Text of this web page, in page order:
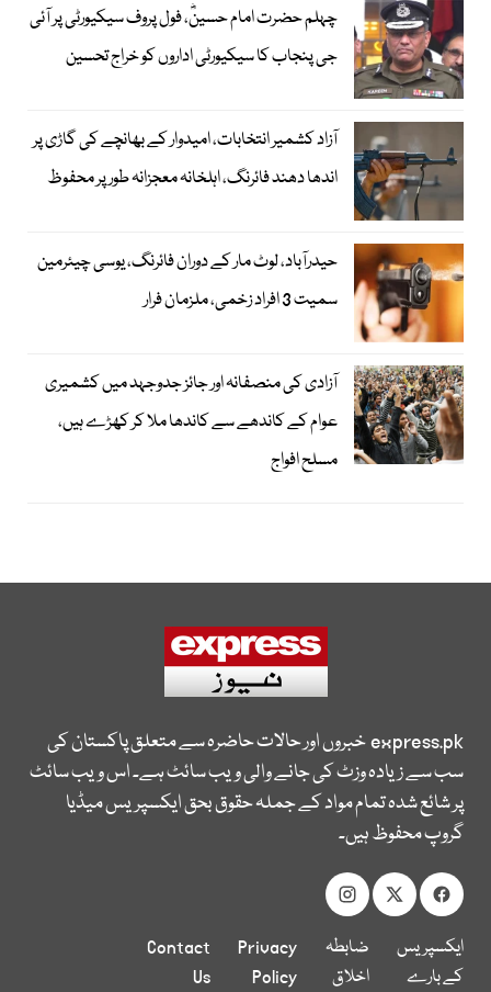
چہلم حضرت امام حسینؓ، فول پروف سیکیورٹی پر آئی
جی پنجاب کا سیکیورٹی اداروں کو خراج تحسین
آزاد کشمیر انتخابات، امیدوار کے بھانچے کی گاڑی پر
اندھا دھند فائرنگ، اہلخانہ معجزانہ طور پر محفوظ
حیدرآباد، لوٹ مار کے دوران فائرنگ، یوسی چیئرمین
سمیت 3 افراد زخمی، ملزمان فرار
آزادی کی منصفانہ اور جائز جدوجہد میں کشمیری
عوام کے کاندھے سے کاندھا ملا کر کھڑے ہیں،
مسلح افواج
express.pkخبروں اور حالات حاضرہ سے متعلق پاکستان کی
سب سے زیادہ وزٹ کی جانے والی ویب سائٹ ہے۔ اس ویب سائٹ
پر شائع شدہ تمام مواد کے جملہ حقوق بحق ایکسپریس میڈیا
گروپ محفوظ ہیں۔
ایکسپریس
کے بارے
ضابطہ
اخلاق
Privacy
Policy
Contact
Us